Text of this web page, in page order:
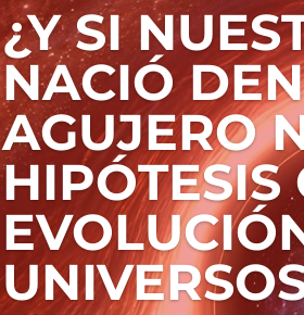
¿Y SI
NACIÓ
AGUJERO